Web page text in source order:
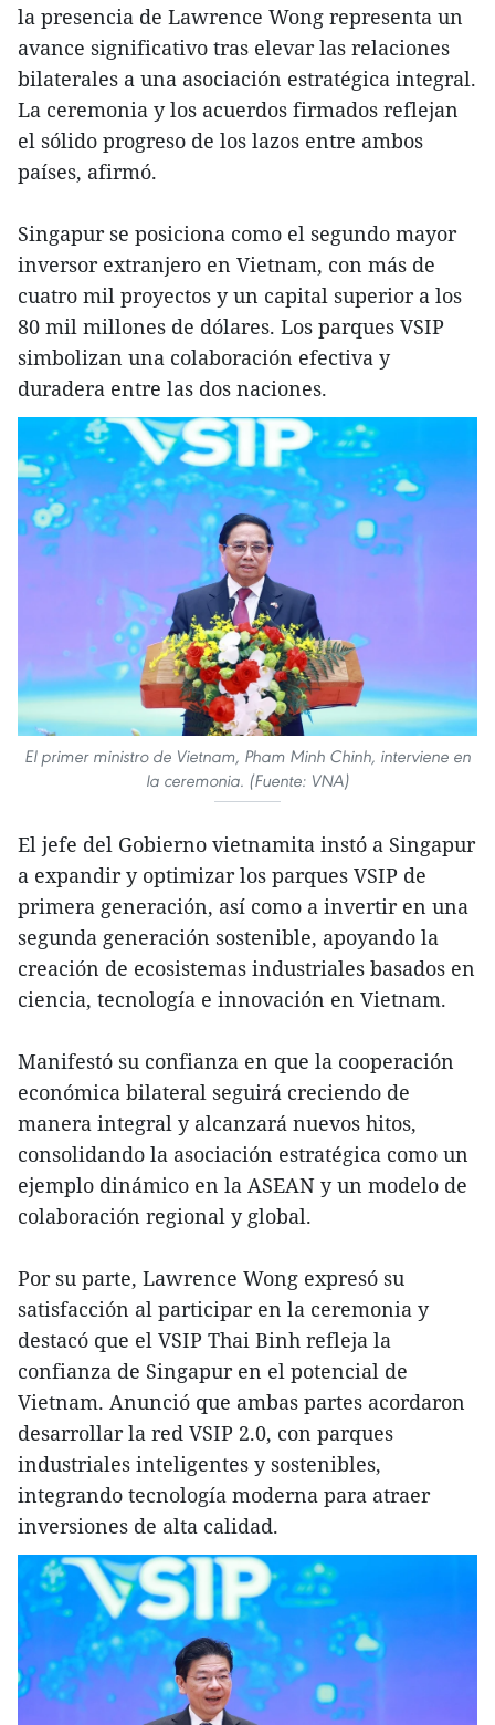
la presencia de Lawrence Wong representa un
avance significativo tras elevar las relaciones
bilaterales a una asociación estratégica integral.
La ceremonia y los acuerdos firmados reflejan
el sólido progreso de los lazos entre ambos
países, afirmó.
Singapur se posiciona como el segundo mayor
inversor extranjero en Vietnam, con más de
cuatro mil proyectos y un capital superior a los
80 mil millones de dólares. Los parques VSIP
simbolizan una colaboración efectiva y
duradera entre las dos naciones.
El primer ministro de Vietnam, Pham Minh Chinh, interviene en
la ceremonia. (Fuente: VNA)
El jefe del Gobierno vietnamita instó a Singapur
a expandir y optimizar los parques VSIP de
primera generación, así como a invertir en una
segunda generación sostenible, apoyando la
creación de ecosistemas industriales basados en
ciencia, tecnología e innovación en Vietnam.
Manifestó su confianza en que la cooperación
económica bilateral seguirá creciendo de
manera integral y alcanzará nuevos hitos,
consolidando la asociación estratégica como un
ejemplo dinámico en la ASEAN y un modelo de
colaboración regional y global.
Por su parte, Lawrence Wong expresó su
satisfacción al participar en la ceremonia y
destacó que el VSIP Thai Binh refleja la
confianza de Singapur en el potencial de
Vietnam. Anunció que ambas partes acordaron
desarrollar la red VSIP 2.0, con parques
industriales inteligentes y sostenibles,
integrando tecnología moderna para atraer
inversiones de alta calidad.